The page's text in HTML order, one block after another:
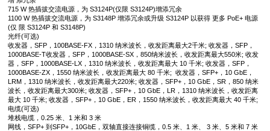
715 W 热插拔交流电源，为 S3124P(仅限 S3124P)增添冗余
1100 W 热插拔交流电源，为 S3148P 增添冗余或升级 S3124P 以获得 更多 PoE+ 电源
(仅 限 S3124P 和 S3148P)
光纤(可选)
收发器，SFP，100BASE-FX，1310 纳米波长，收发距离最大2千米; 收发器，SFP，
1000BASE-T收发器，SFP，1000BASE-SX，850纳米波长，收发距离最大550米; 收发
器，SFP，1000BASE-LX，1310 纳米波长，收发距离最大 10 千米; 收发器，SFP，
1000BASE-ZX，1550 纳米波长，收发距离最大 80 千米; 收发器，SFP+，10 GbE，
LRM，1310 纳米波长，收发距离最大220米; 收发器，SFP+，10 GbE，SR，850 纳米
波长，收发距离最大300米; 收发器，SFP+，10 GbE，LR，1310 纳米波长，收发距离
最大 10 千米; 收发器，SFP+，10 GbE，ER，1550 纳米波长，收发距离最大 40 千米;
电缆(可选)
堆栈电缆，0.25 米、1 米和 3 米
网线，SFP+ 到SFP+，10GbE，双轴直接连接铜缆，0.5 米、1 米、 3 米、5 米和 7 米